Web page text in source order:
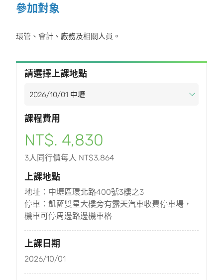
參加對象
環管、會計、廠務及相關人員。
請選擇上課地點
課程費用
NT$. 4,830
3人同行價每人 NT$3,864
上課地點
地址：中壢區環北路400號3樓之3
停車：凱薩雙星大樓旁有露天汽車收費停車場，
機車可停周邊路邊機車格
上課日期
2026/10/01